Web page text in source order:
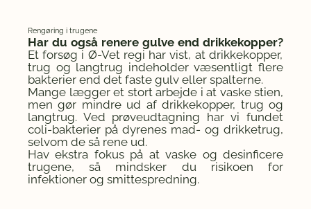
Rengøring i trugene
Har du også renere gulve end drikkekopper?
Et forsøg i Ø-Vet regi har vist, at drikkekopper,
trug og langtrug indeholder væsentligt flere
bakterier end det faste gulv eller spalterne.
Mange lægger et stort arbejde i at vaske stien,
men gør mindre ud af drikkekopper, trug og
langtrug. Ved prøveudtagning har vi fundet
coli-bakterier på dyrenes mad- og drikketrug,
selvom de så rene ud.
Hav ekstra fokus på at vaske og desinficere
trugene, så mindsker du risikoen for
infektioner og smittespredning.